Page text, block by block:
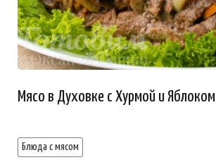
Мясо в Духовке с Хурмой и Яблоком
Блюда с мясом